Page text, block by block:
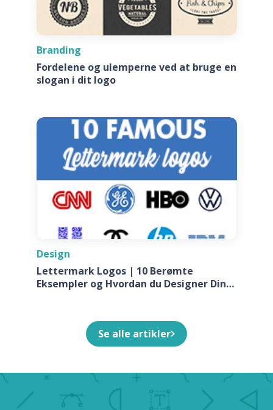
Branding
Fordelene og ulemperne ved at bruge en
slogan i dit logo
Design
Lettermark Logos | 10 Berømte
Eksempler og Hvordan du Designer Din
Se alle artikler